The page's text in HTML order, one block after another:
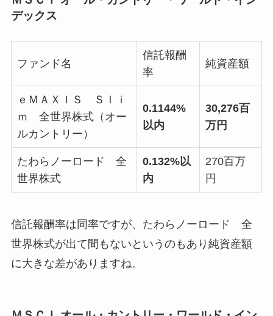
デックス
ファンド名
信託報酬
率
純資産額
ｅＭＡＸＩＳ Ｓｌｉ
ｍ 全世界株式（オー
ルカントリー）
0.1144%
以内
30,276百
万円
たわらノーロード 全
世界株式
0.132%以
内
270百万
円
信託報酬率は同率ですが、たわらノーロード 全
世界株式が出て間もないというのもあり純資産額
に大きな差がありますね。